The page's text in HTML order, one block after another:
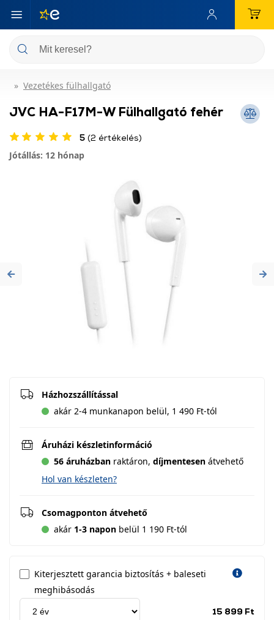
Vezetékes fülhallgató
JVC HA-F17M-W Fülhallgató fehér
5 (2 értékelés)
Jótállás: 12 hónap
Previous
Házhozszállítással
akár 2-4 munkanapon belül, 1 490 Ft-tól
Áruházi készletinformáció
56 áruházban raktáron, díjmentesen átvehető
Hol van készleten?
Csomagponton átvehető
akár 1-3 napon belül 1 190 Ft-tól
Kiterjesztett garancia biztosítás + baleseti
meghibásodás
15 899 Ft